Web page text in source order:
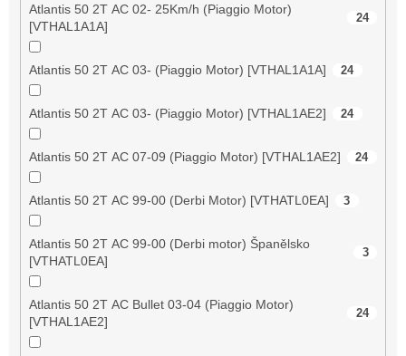
Atlantis 50 2T AC 02- 25Km/h (Piaggio Motor)
[VTHAL1A1A]
24
Atlantis 50 2T AC 03- (Piaggio Motor) [VTHAL1A1A] 24
Atlantis 50 2T AC 03- (Piaggio Motor) [VTHAL1AE2] 24
Atlantis 50 2T AC 07-09 (Piaggio Motor) [VTHAL1AE2] 24
Atlantis 50 2T AC 99-00 (Derbi Motor) [VTHATL0EA] 3
Atlantis 50 2T AC 99-00 (Derbi motor) Španělsko
[VTHATL0EA]
3
Atlantis 50 2T AC Bullet 03-04 (Piaggio Motor)
[VTHAL1AE2]
24